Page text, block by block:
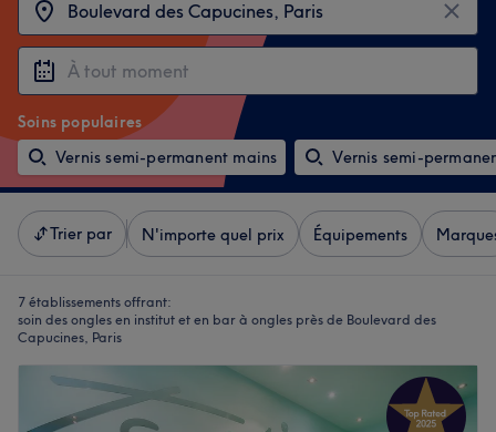
Soins populaires
Vernis semi-permanent mains
Vernis semi-
Trier par N'importe quel prix Équipements
7 établissements offrant:
soin des ongles en institut et en bar à ongles près de Boulevard des
Capucines, Paris